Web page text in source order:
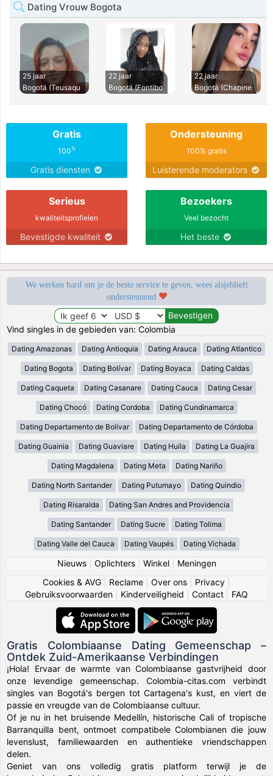
Dating Vrouw Bogota
25 jaar
Bogotá (Teusaqu
22 jaar
Bogotá (Fontibo
22 jaar
Bogotá (Chapine
Gratis
100%
Gratis diensten
Ondersteuning
100% gratis
Luisterende moderators
Serieus
kwaliteitsprofielen
Bevestigde kwaliteit
Bezoekers
Veel bezocht
Het beste
We werken hard om je de beste service te geven, wees alsjeblieft
ondersteunend
Vind singles in de gebieden van: Colombia
Dating Amazonas Dating Antioquia Dating Arauca Dating Atlantico
Dating Bogota Dating Bolívar Dating Boyaca Dating Caldas
Dating Caqueta Dating Casanare Dating Cauca Dating Cesar
Dating Chocó Dating Cordoba Dating Cundinamarca
Dating Departamento de Bolívar Dating Departamento de Córdoba
Dating Guainia Dating Guaviare Dating Huila Dating La Guajira
Dating Magdalena Dating Meta Dating Nariño
Dating North Santander Dating Putumayo Dating Quindio
Dating Risaralda Dating San Andres and Providencia
Dating Santander Dating Sucre Dating Tolima
Dating Valle del Cauca Dating Vaupés Dating Vichada
Nieuws| Oplichters| Winkel| Meningen
Cookies & AVG
Reclame Over ons Privacy
Gebruiksvoorwaarden
Kinderveiligheid Contact FAQ
Gratis Colombiaanse Dating Gemeenschap –
Ontdek Zuid-Amerikaanse Verbindingen
¡Hola! Ervaar de warmte van Colombiaanse gastvrijheid door
onze levendige gemeenschap. Colombia-citas.com verbindt
singles van Bogotá's bergen tot Cartagena's kust, en viert de
passie en vreugde van de Colombiaanse cultuur.
Of je nu in het bruisende Medellín, historische Cali of tropische
Barranquilla bent, ontmoet compatibele Colombianen die jouw
levenslust, familiewaarden en authentieke vriendschappen
delen.
Geniet van ons volledig gratis platform terwijl je de